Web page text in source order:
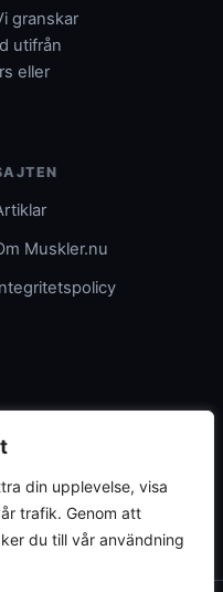
din upplevelse, visa
trafik. Genom att
du till vår användning
granskar
utifrån
eller
Muskler.nu